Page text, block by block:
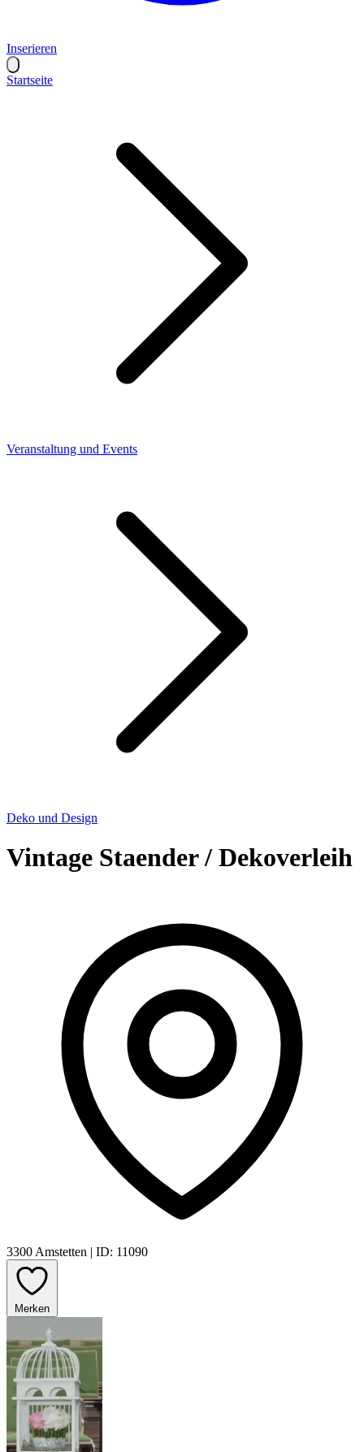
Inserieren
Startseite
Veranstaltung und Events
Deko und Design
Vintage Staender / Dekoverleih
3300 Amstetten | ID: 11090
Merken